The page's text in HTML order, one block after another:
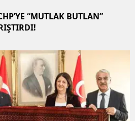
“MUTLAK BUTLAN”